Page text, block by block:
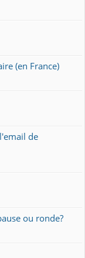
(en France)
de
ou ronde?